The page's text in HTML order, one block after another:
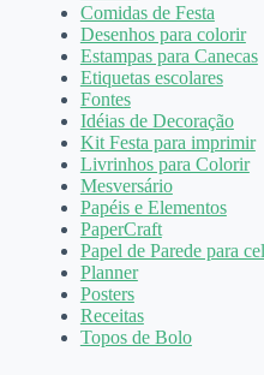
Comidas de Festa
Desenhos para colorir
Estampas para Canecas
Etiquetas escolares
Fontes
Idéias de Decoração
Kit Festa para imprimir
Livrinhos para Colorir
Mesversário
Papéis e Elementos
PaperCraft
Papel de Parede para
Planner
Posters
Receitas
Topos de Bolo